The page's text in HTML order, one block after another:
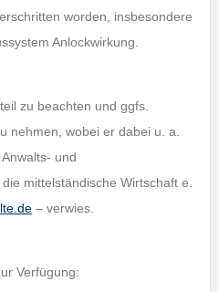
worden, insbesondere
Anlockwirkung.
zu beachten und ggfs.
nehmen, wobei er dabei u. a.
und
mittelständische Wirtschaft e.
– verwies.
Verfügung: